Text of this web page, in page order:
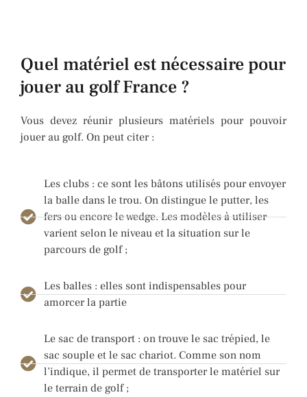
Quel matériel est nécessaire pour
jouer au golf France ?
Vous devez réunir plusieurs matériels pour pouvoir
jouer au golf. On peut citer :
Les clubs : ce sont les bâtons utilisés pour envoyer
la balle dans le trou. On distingue le putter, les
fers ou encore le wedge. Les modèles à utiliser
varient selon le niveau et la situation sur le
parcours de golf ;
Les balles : elles sont indispensables pour
amorcer la partie
Le sac de transport : on trouve le sac trépied, le
sac souple et le sac chariot. Comme son nom
l’indique, il permet de transporter le matériel sur
le terrain de golf ;